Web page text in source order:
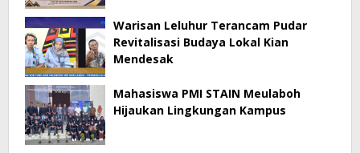
Warisan Leluhur Terancam Pudar
Revitalisasi Budaya Lokal Kian
Mendesak
Mahasiswa PMI STAIN Meulaboh
Hijaukan Lingkungan Kampus